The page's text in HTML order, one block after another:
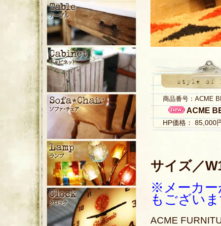
商品番号：ACME
ACME
HP価格： 85,000
サイズ／
※メーカー
もござい
ACME